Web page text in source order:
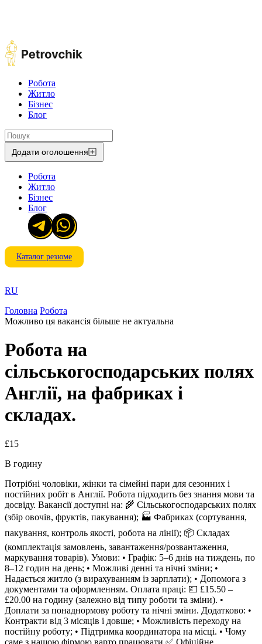
Робота
Житло
Бізнес
Блог
Додати оголошення
Робота
Житло
Бізнес
Блог
Каталог резюме
RU
Головна Робота
Можливо ця вакансія більше не актуальна
Робота на
сільськогосподарських полях
Англії, на фабриках і
складах.
£15
В годину
Потрібні чоловіки, жінки та сімейні пари для сезонних і
постійних робіт в Англії. Робота підходить без знання мови та
досвіду. Вакансії доступні на: 🌾 Сільськогосподарських полях
(збір овочів, фруктів, пакування); 🏭 Фабриках (сортування,
пакування, контроль якості, робота на лінії); 📦 Складах
(комплектація замовлень, завантаження/розвантаження,
маркування товарів). Умови: • Графік: 5–6 днів на тиждень, по
8–12 годин на день; • Можливі денні та нічні зміни; •
Надається житло (з вирахуванням із зарплати); • Допомога з
документами та оформленням. Оплата праці: 💷 £15.50 –
£20.00 на годину (залежно від типу роботи та зміни). •
Доплати за понаднормову роботу та нічні зміни. Додатково: •
Контракти від 3 місяців і довше; • Можливість переходу на
постійну роботу; • Підтримка координатора на місці. • Чому
саме з нашою фірмою варто працювати ✅ Офіційне